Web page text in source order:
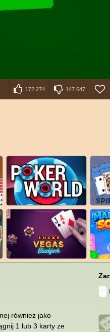
172.274 147.647
również jako
1 lub 3 karty ze